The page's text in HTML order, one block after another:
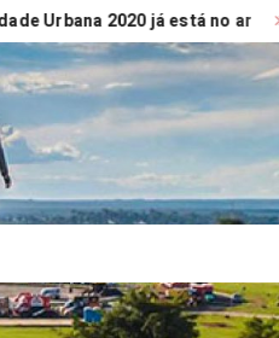
2020 já está no ar